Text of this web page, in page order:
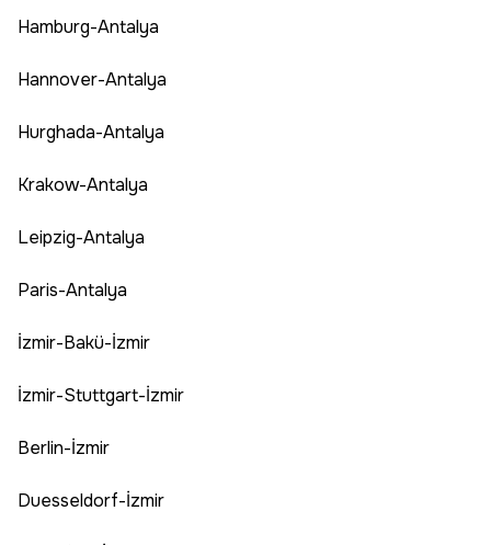
Hamburg-Antalya
Hannover-Antalya
Hurghada-Antalya
Krakow-Antalya
Leipzig-Antalya
Paris-Antalya
İzmir-Bakü-İzmir
İzmir-Stuttgart-İzmir
Berlin-İzmir
Duesseldorf-İzmir